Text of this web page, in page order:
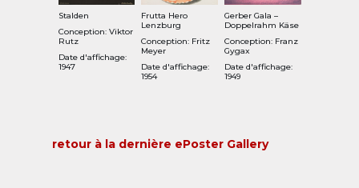
Stalden
Conception: Viktor
Rutz
Date d'affichage:
1947
Frutta Hero
Lenzburg
Conception: Fritz
Meyer
Date d'affichage:
1954
Gerber Gala –
Doppelrahm Käse
Conception: Franz
Gygax
Date d'affichage:
1949
retour à la dernière ePoster Gallery